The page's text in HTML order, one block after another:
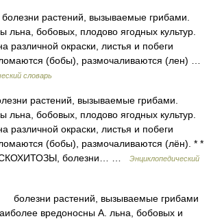
растений, вызываемые грибами.
льна, бобовых, плодово ягодных культур.
различной окраски, листья и побеги
(бобы), размочаливаются (лен) …
словарь
растений, вызываемые грибами.
льна, бобовых, плодово ягодных культур.
различной окраски, листья и побеги
(бобы), размочаливаются (лён). * *
болезни… …
Энциклопедический
растений, вызываемые грибами
вредоносны А. льна, бобовых и